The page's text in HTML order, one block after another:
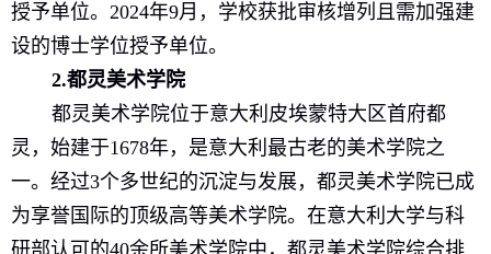
授予单位。 2024年9月，学校获批审核增列且需加强建
设的博士学位授予单位。
2.都灵美术学院
都灵美术学院位于意大利皮埃蒙特大区首府都
灵，始建于1678年，是意大利最古老的美术学院之
一。经过3个多世纪的沉淀与发展，都灵美术学院已成
为享誉国际的顶级高等美术学院。在意大利大学与科